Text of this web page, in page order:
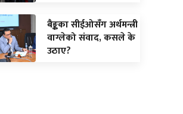
बैङ्कका सीईओसँग अर्थमन्त्री
वाग्लेको संवाद, कसले के
उठाए?